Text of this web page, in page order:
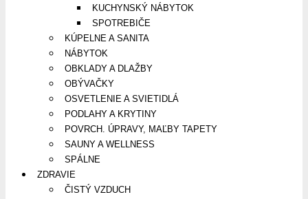
KUCHYNSKÝ NÁBYTOK
SPOTREBIČE
KÚPELNE A SANITA
NÁBYTOK
OBKLADY A DLAŽBY
OBÝVAČKY
OSVETLENIE A SVIETIDLÁ
PODLAHY A KRYTINY
POVRCH. ÚPRAVY, MAĽBY TAPETY
SAUNY A WELLNESS
SPÁLNE
ZDRAVIE
ČISTÝ VZDUCH